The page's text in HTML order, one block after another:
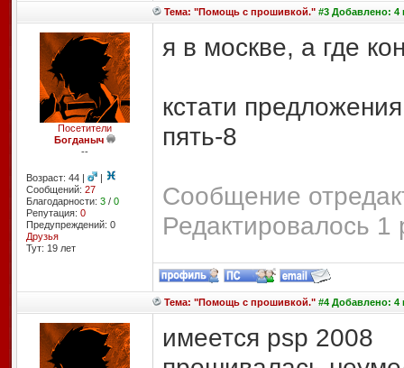
Тема: "Помощь с прошивкой."#3 Добавлено: 4
Посетители
Богданыч
--
Возраст: 44 |
|
Сообщений: 27
Благодарности: 3/ 0
Репутация: 0
Предупреждений: 0
Друзья
Тут: 19 лет
я в москве, а где
кстати
пять-8
Сообщение
Редактировалось 1
Тема: "Помощь с прошивкой."#4 Добавлено: 4
имеется psp 2008